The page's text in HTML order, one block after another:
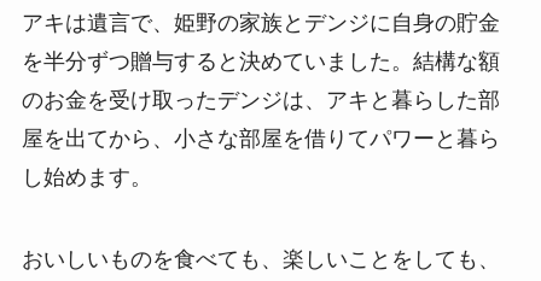
アキは遺言で、姫野の家族とデンジに自身の貯金
を半分ずつ贈与すると決めていました。結構な額
のお金を受け取ったデンジは、アキと暮らした部
屋を出てから、小さな部屋を借りてパワーと暮ら
し始めます。
おいしいものを食べても、楽しいことをしても、